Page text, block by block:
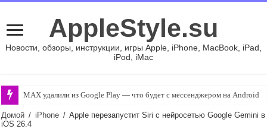
AppleStyle.su
Новости, обзоры, инструкции, игры Apple, iPhone, MacBook, iPad,
iPod, iMac
MAX удалили из Google Play — что будет с мессенджером на Android
Домой / iPhone / Apple перезапустит Siri с нейросетью Google Gemini в
iOS 26.4